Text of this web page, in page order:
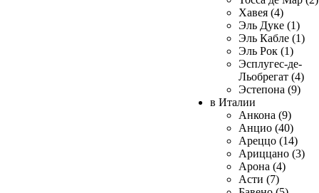
Хавея (4)
Эль Дуке (1)
Эль Кабле (1)
Эль Рок (1)
Эсплугес-де-
Льобрегат (4)
Эстепона (9)
в Италии
Анкона (9)
Анцио (40)
Ареццо (14)
Ариццано (3)
Арона (4)
Асти (7)